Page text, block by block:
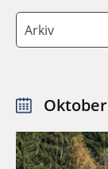
Arkiv
Oktober